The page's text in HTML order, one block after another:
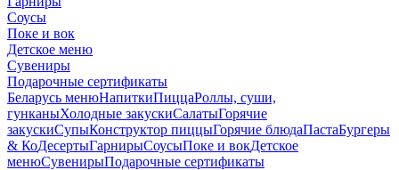
Соусы
Поке и вок
Детское меню
Сувениры
Подарочные сертификаты
Беларусь менюНапиткиПиццаРоллы, суши,
гунканыХолодные закускиСалатыГорячие
закускиСупыКонструктор пиццыГорячие блюдаПастаБургеры
& КоДесертыГарнирыСоусыПоке и вокДетское
менюСувенирыПодарочные сертификаты